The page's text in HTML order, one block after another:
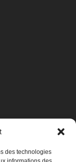
des technologies